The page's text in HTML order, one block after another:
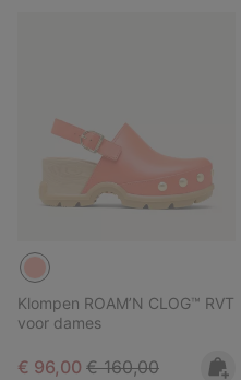
Klompen ROAM’N CLOG™ RVT
voor dames
Sale price:
€ 96,00 Regular price:
€ 160,00